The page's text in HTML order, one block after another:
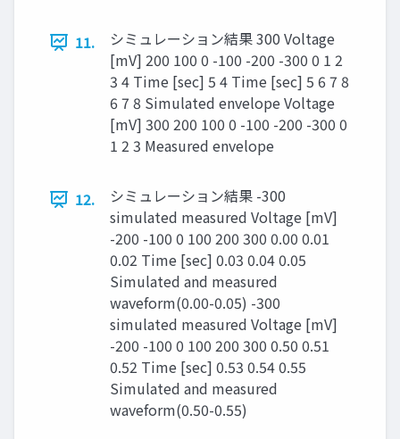
11.
シミュレーション結果 300 Voltage
[mV] 200 100 0 -100 -200 -300 0 1 2
3 4 Time [sec] 5 4 Time [sec] 5 6 7 8
6 7 8 Simulated envelope Voltage
[mV] 300 200 100 0 -100 -200 -300 0
1 2 3 Measured envelope
12.
シミュレーション結果 -300
simulated measured Voltage [mV]
-200 -100 0 100 200 300 0.00 0.01
0.02 Time [sec] 0.03 0.04 0.05
Simulated and measured
waveform(0.00-0.05) -300
simulated measured Voltage [mV]
-200 -100 0 100 200 300 0.50 0.51
0.52 Time [sec] 0.53 0.54 0.55
Simulated and measured
waveform(0.50-0.55)